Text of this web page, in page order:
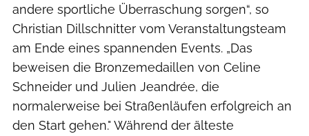
andere sportliche Überraschung sorgen“, so
Christian Dillschnitter vom Veranstaltungsteam
am Ende eines spannenden Events. „Das
beweisen die Bronzemedaillen von Celine
Schneider und Julien Jeandrée, die
normalerweise bei Straßenläufen erfolgreich an
den Start gehen." Während der älteste